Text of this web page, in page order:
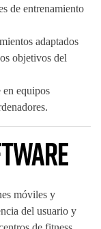
de entrenamiento
adaptados
objetivos del
equipos
móviles y
del usuario y